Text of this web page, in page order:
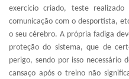
exercício criado, teste
comunicação com o desportista,
o seu cérebro. A própria fadiga
proteção do sistema, que de
perigo, sendo por isso necessário
cansaço após o treino não